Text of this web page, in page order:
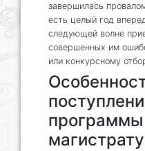
завершилась
есть целый год
следующей волне
совершенных им
или конкурсному
программы